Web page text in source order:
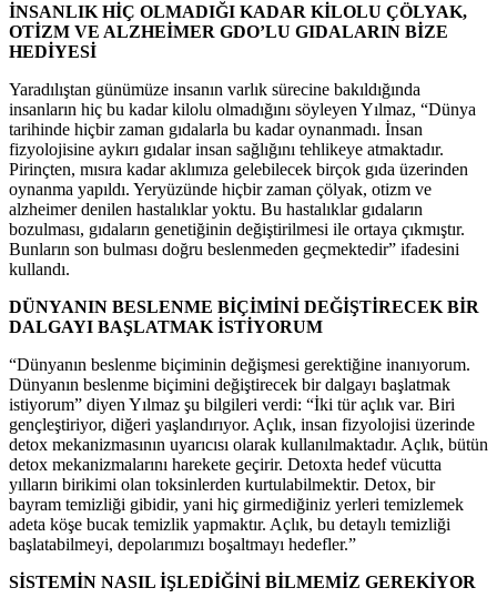
İNSANLIK HİÇ OLMADIĞI KADAR KİLOLU ÇÖLYAK,
OTİZM VE ALZHEİMER GDO’LU GIDALARIN BİZE
HEDİYESİ
Yaradılıştan günümüze insanın varlık sürecine bakıldığında
insanların hiç bu kadar kilolu olmadığını söyleyen Yılmaz, “Dünya
tarihinde hiçbir zaman gıdalarla bu kadar oynanmadı. İnsan
fizyolojisine aykırı gıdalar insan sağlığını tehlikeye atmaktadır.
Pirinçten, mısıra kadar aklımıza gelebilecek birçok gıda üzerinden
oynanma yapıldı. Yeryüzünde hiçbir zaman çölyak, otizm ve
alzheimer denilen hastalıklar yoktu. Bu hastalıklar gıdaların
bozulması, gıdaların genetiğinin değiştirilmesi ile ortaya çıkmıştır.
Bunların son bulması doğru beslenmeden geçmektedir” ifadesini
kullandı.
DÜNYANIN BESLENME BİÇİMİNİ DEĞİŞTİRECEK BİR
DALGAYI BAŞLATMAK İSTİYORUM
“Dünyanın beslenme biçiminin değişmesi gerektiğine inanıyorum.
Dünyanın beslenme biçimini değiştirecek bir dalgayı başlatmak
istiyorum” diyen Yılmaz şu bilgileri verdi: “İki tür açlık var. Biri
gençleştiriyor, diğeri yaşlandırıyor. Açlık, insan fizyolojisi üzerinde
detox mekanizmasının uyarıcısı olarak kullanılmaktadır. Açlık, bütün
detox mekanizmalarını harekete geçirir. Detoxta hedef vücutta
yılların birikimi olan toksinlerden kurtulabilmektir. Detox, bir
bayram temizliği gibidir, yani hiç girmediğiniz yerleri temizlemek
adeta köşe bucak temizlik yapmaktır. Açlık, bu detaylı temizliği
başlatabilmeyi, depolarımızı boşaltmayı hedefler.”
SİSTEMİN NASIL İŞLEDİĞİNİ BİLMEMİZ GEREKİYOR